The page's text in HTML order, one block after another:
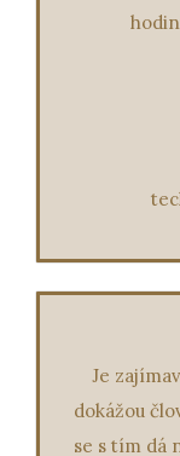
Je
dokážou
se s tím dá